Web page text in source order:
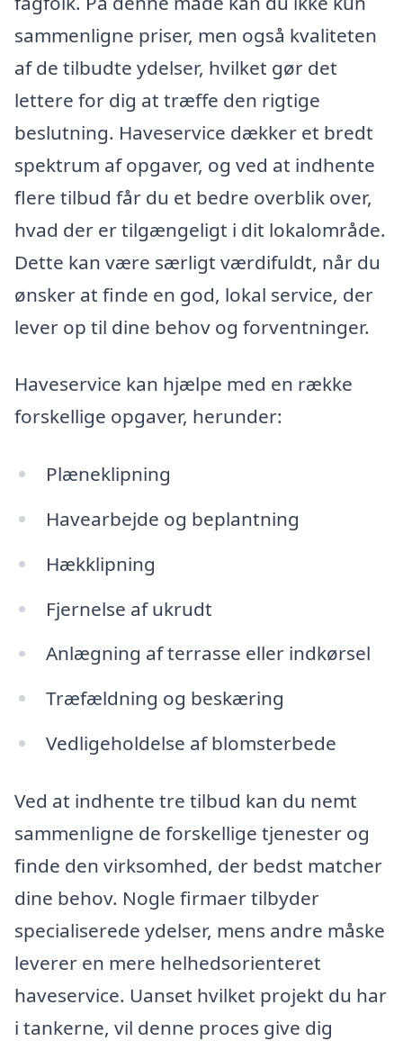
sammenligne priser, men også kvaliteten
af de tilbudte ydelser, hvilket gør det
lettere for dig at træffe den rigtige
beslutning. Haveservice dækker et bredt
spektrum af opgaver, og ved at indhente
flere tilbud får du et bedre overblik over,
hvad der er tilgængeligt i dit lokalområde.
Dette kan være særligt værdifuldt, når du
ønsker at finde en god, lokal service, der
lever op til dine behov og forventninger.
Haveservice kan hjælpe med en række
forskellige opgaver, herunder:
Plæneklipning
Havearbejde og beplantning
Hækklipning
Fjernelse af ukrudt
Anlægning af terrasse eller indkørsel
Træfældning og beskæring
Vedligeholdelse af blomsterbede
Ved at indhente tre tilbud kan du nemt
sammenligne de forskellige tjenester og
finde den virksomhed, der bedst matcher
dine behov. Nogle firmaer tilbyder
specialiserede ydelser, mens andre måske
leverer en mere helhedsorienteret
haveservice. Uanset hvilket projekt du har
i tankerne, vil denne proces give dig